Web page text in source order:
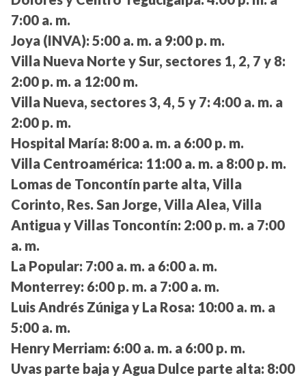
7:00 a. m.
Joya (INVA): 5:00 a. m. a 9:00 p. m.
Villa Nueva Norte y Sur, sectores 1, 2, 7 y 8:
2:00 p. m. a 12:00 m.
Villa Nueva, sectores 3, 4, 5 y 7: 4:00 a. m. a
2:00 p. m.
Hospital María: 8:00 a. m. a 6:00 p. m.
Villa Centroamérica: 11:00 a. m. a 8:00 p. m.
Lomas de Toncontín parte alta, Villa
Corinto, Res. San Jorge, Villa Alea, Villa
Antigua y Villas Toncontín: 2:00 p. m. a 7:00
a. m.
La Popular: 7:00 a. m. a 6:00 a. m.
Monterrey: 6:00 p. m. a 7:00 a. m.
Luis Andrés Zúniga y La Rosa: 10:00 a. m. a
5:00 a. m.
Henry Merriam: 6:00 a. m. a 6:00 p. m.
Uvas parte baja y Agua Dulce parte alta: 8:00